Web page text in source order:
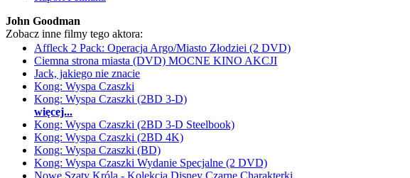
John Goodman
Zobacz inne filmy tego aktora:
Affleck 2 Pack: Operacja Argo/Miasto Złodziei (2 DVD)
Ciemna strona miasta (DVD) MOCNE KINO AKCJI
Jack, jakiego nie znacie
Kong: Wyspa Czaszki
Kong: Wyspa Czaszki (2BD 3-D)
więcej...
Kong: Wyspa Czaszki (2BD 3-D Steelbook)
Kong: Wyspa Czaszki (2BD 4K)
Kong: Wyspa Czaszki (BD)
Kong: Wyspa Czaszki Wydanie Specjalne (2 DVD)
Nowe Szaty Króla - Kolekcja Disney Czarne Charakterki